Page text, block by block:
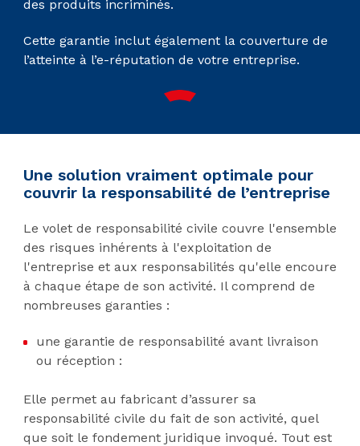
des produits incriminés.
Cette garantie inclut également la couverture de
l’atteinte à l’e-réputation de votre entreprise.
Une solution vraiment optimale pour
couvrir la responsabilité de l’entreprise
Le volet de responsabilité civile couvre l'ensemble
des risques inhérents à l'exploitation de
l'entreprise et aux responsabilités qu'elle encoure
à chaque étape de son activité. Il comprend de
nombreuses garanties :
une garantie de responsabilité avant livraison
ou réception :
Elle permet au fabricant d’assurer sa
responsabilité civile du fait de son activité, quel
que soit le fondement juridique invoqué. Tout est